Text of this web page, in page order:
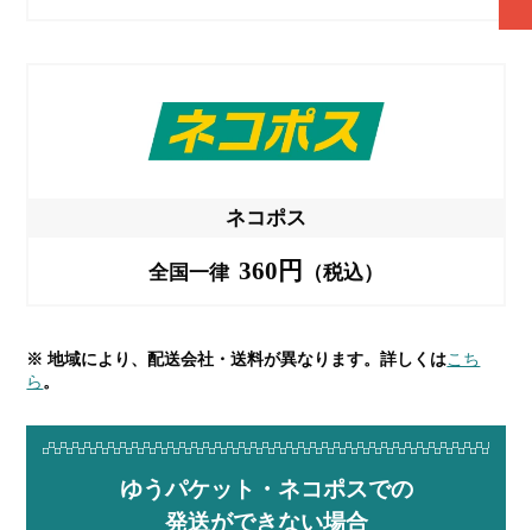
ネコポス
全国一律 360円 （税込）
※ 地域により、配送会社・送料が異なります。詳しくはこち
ら 。
ゆうパケット・ネコポスでの
発送ができない場合